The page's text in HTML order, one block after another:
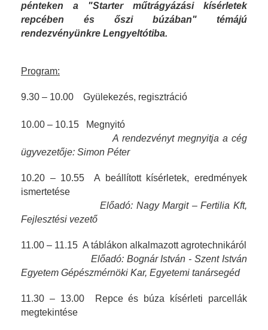
pénteken a "Starter műtrágyázási kísérletek
repcében és őszi búzában" témájú
rendezvényünkre Lengyeltótiba.
Program:
9.30 – 10.00 Gyülekezés, regisztráció
10.00 – 10.15 Megnyitó
A rendezvényt megnyitja a cég
ügyvezetője: Simon Péter
10.20 – 10.55 A beállított kísérletek, eredmények
ismertetése
Előadó: Nagy Margit – Fertilia Kft,
Fejlesztési vezető
11.00 – 11.15 A táblákon alkalmazott agrotechnikáról
Előadó: Bognár István - Szent István
Egyetem Gépészmérnöki Kar, Egyetemi tanársegéd
11.30 – 13.00 Repce és búza kísérleti parcellák
megtekintése